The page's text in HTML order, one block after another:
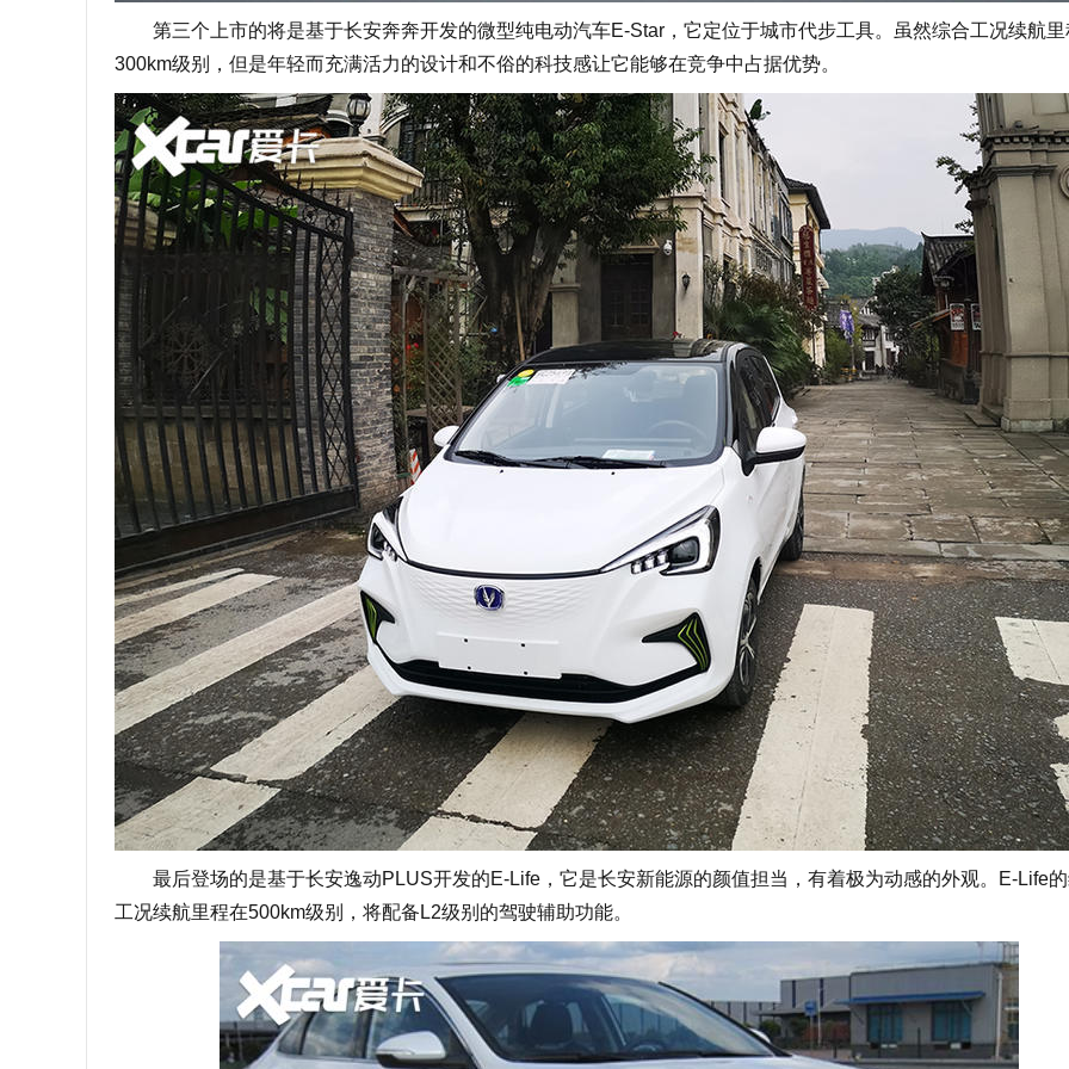
第三个上市的将是基于长安奔奔开发的微型纯电动汽车E-Star，它定位于城市代步工具。虽然综合工况续航里
300km级别，但是年轻而充满活力的设计和不俗的科技感让它能够在竞争中占据优势。
最后登场的是基于长安逸动PLUS开发的E-Life，它是长安新能源的颜值担当，有着极为动感的外观。E-Life
工况续航里程在500km级别，将配备L2级别的驾驶辅助功能。